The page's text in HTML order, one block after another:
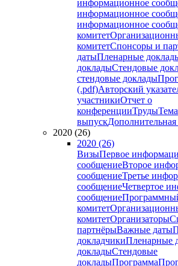
информационное
информационное
информационное
комитет
комитетСпонсоры и
датыПленарные
докладыСтендовые
стендовые доклады
(.pdf)Авторский
участникиОтчет о
конференцииТруды
выпуск
2020 (26)
2020 (26)
ВизыПервое
сообщениеВторое
сообщениеТретье
сообщениеЧетвертое
сообщение
комитет
комитетОрганизаторы
партнёрыВажные даты
докладчикиПленарные
докладыСтендовые
докладыПрограмма